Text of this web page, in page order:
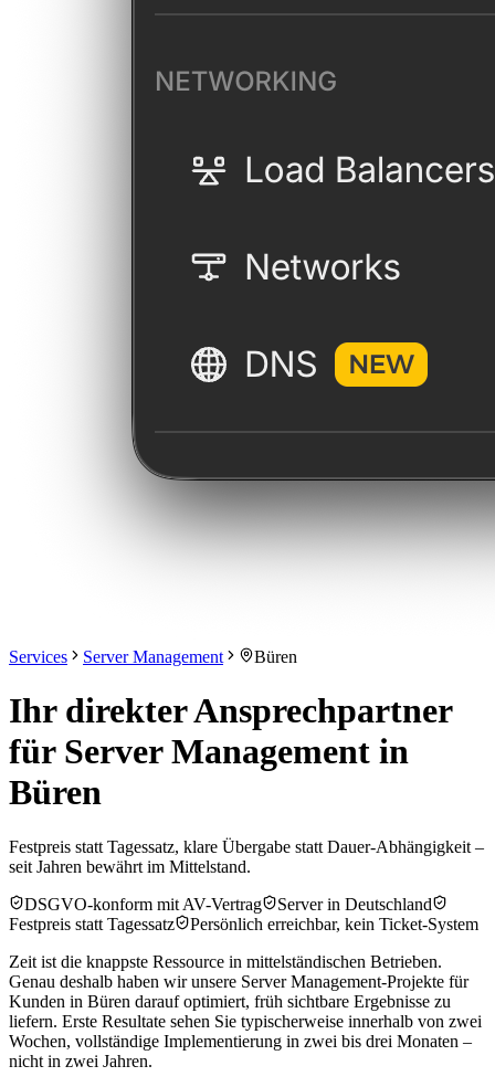
Services Server Management Büren
Ihr direkter Ansprechpartner
für Server Management in
Büren
Festpreis statt Tagessatz, klare Übergabe statt Dauer-Abhängigkeit –
seit Jahren bewährt im Mittelstand.
DSGVO-konform mit AV-Vertrag
Server in Deutschland
Festpreis statt Tagessatz
Persönlich erreichbar, kein Ticket-System
Zeit ist die knappste Ressource in mittelständischen Betrieben.
Genau deshalb haben wir unsere Server Management-Projekte für
Kunden in Büren darauf optimiert, früh sichtbare Ergebnisse zu
liefern. Erste Resultate sehen Sie typischerweise innerhalb von zwei
Wochen, vollständige Implementierung in zwei bis drei Monaten –
nicht in zwei Jahren.